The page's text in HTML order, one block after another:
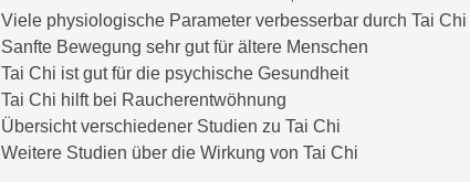
Viele physiologische Parameter verbesserbar durch Tai Chi
Sanfte Bewegung sehr gut für ältere Menschen
Tai Chi ist gut für die psychische Gesundheit
Tai Chi hilft bei Raucherentwöhnung
Übersicht verschiedener Studien zu Tai Chi
Weitere Studien über die Wirkung von Tai Chi